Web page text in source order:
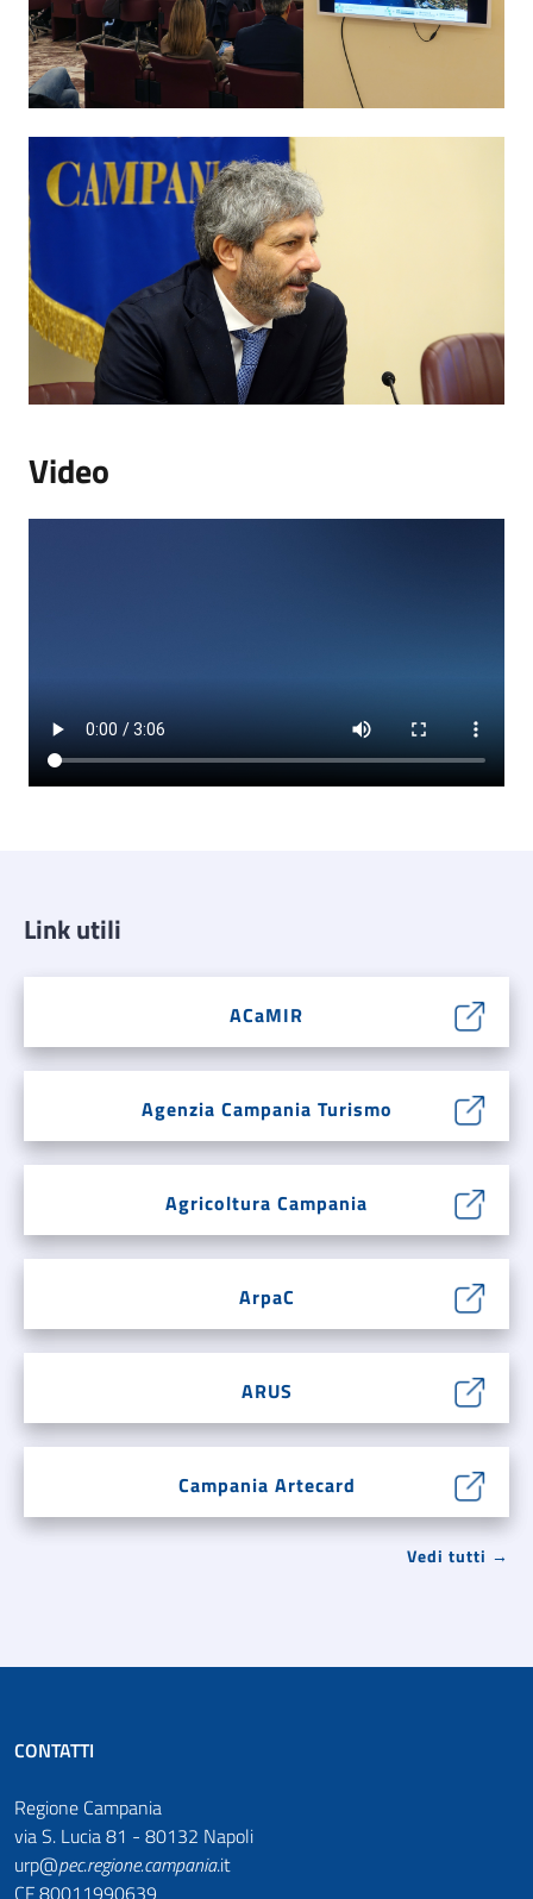
Video
Link utili
ACaMIR
Agenzia Campania Turismo
Agricoltura Campania
ArpaC
ARUS
Campania Artecard
Vedi tutti →
CONTATTI
Regione Campania
via S. Lucia 81 - 80132 Napoli
urp@pec.regione.campania.it